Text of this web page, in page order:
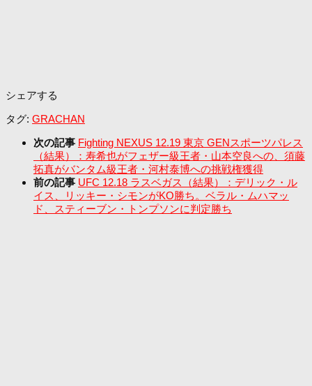
シェアする
タグ: GRACHAN
次の記事 Fighting NEXUS 12.19 東京 GENスポーツパレス
（結果）：寿希也がフェザー級王者・山本空良への、須藤
拓真がバンタム級王者・河村泰博への挑戦権獲得
前の記事 UFC 12.18 ラスベガス（結果）：デリック・ル
イス、リッキー・シモンがKO勝ち。ベラル・ムハマッ
ド、スティーブン・トンプソンに判定勝ち